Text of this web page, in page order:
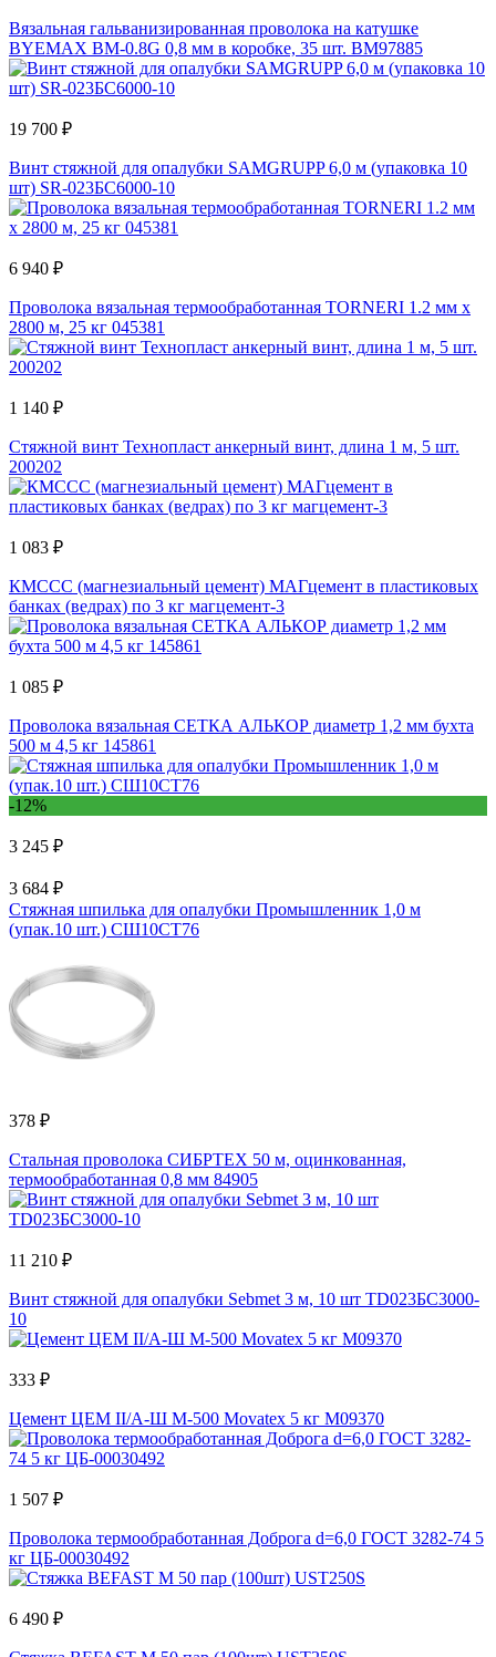
Вязальная гальванизированная проволока на катушке
BYEMAX BM-0.8G 0,8 мм в коробке, 35 шт. BM97885
19 700 ₽
Винт стяжной для опалубки SAMGRUPP 6,0 м (упаковка 10
шт) SR-023БС6000-10
6 940 ₽
Проволока вязальная термообработанная TORNERI 1.2 мм х
2800 м, 25 кг 045381
1 140 ₽
Стяжной винт Технопласт анкерный винт, длина 1 м, 5 шт.
200202
1 083 ₽
КМССС (магнезиальный цемент) МАГцемент в пластиковых
банках (ведрах) по 3 кг магцемент-3
1 085 ₽
Проволока вязальная СЕТКА АЛЬКОР диаметр 1,2 мм бухта
500 м 4,5 кг 145861
-12%
3 245 ₽
3 684 ₽
Стяжная шпилька для опалубки Промышленник 1,0 м
(упак.10 шт.) СШ10СТ76
378 ₽
Стальная проволока СИБРТЕХ 50 м, оцинкованная,
термообработанная 0,8 мм 84905
11 210 ₽
Винт стяжной для опалубки Sebmet 3 м, 10 шт TD023БС3000-
10
333 ₽
Цемент ЦЕМ II/А-Ш М-500 Movatex 5 кг М09370
1 507 ₽
Проволока термообработанная Доброга d=6,0 ГОСТ 3282-74 5
кг ЦБ-00030492
6 490 ₽